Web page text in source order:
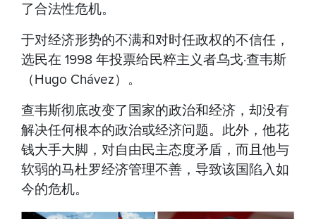
了合法性危机。
于对经济形势的不满和对时任政权的不信任，
选民在 1998 年投票给民粹主义者乌戈·查韦斯
（Hugo Chávez）。
查韦斯彻底改变了国家的政治和经济，却没有
解决任何根本的政治或经济问题。此外，他花
钱大手大脚，对自由民主态度矛盾，而且他与
软弱的马杜罗经济管理不善，导致该国陷入如
今的危机。